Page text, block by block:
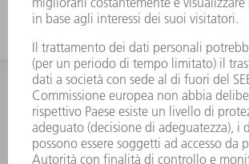
INFORMAZIONE
Domande frequenti
Condizioni generali di contratto
CONTATTO